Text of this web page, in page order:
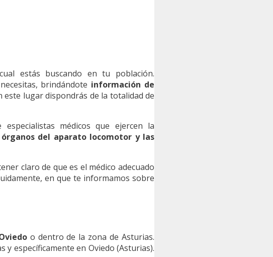
estás buscando en tu población.
brindándote información de
este lugar dispondrás de la totalidad de
médicos que ejercen la
del aparato locomotor y las
claro de que es el médico adecuado
en que te informamos sobre
o dentro de la zona de Asturias.
específicamente en Oviedo (Asturias).